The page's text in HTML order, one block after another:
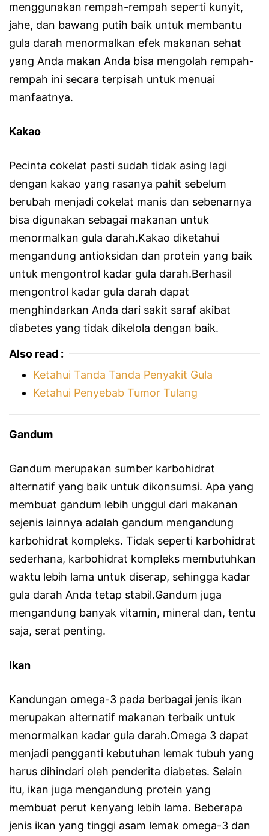
menggunakan rempah-rempah seperti kunyit,
jahe, dan bawang putih baik untuk membantu
gula darah menormalkan efek makanan sehat
yang Anda makan Anda bisa mengolah rempah-
rempah ini secara terpisah untuk menuai
manfaatnya.
Kakao
Pecinta cokelat pasti sudah tidak asing lagi
dengan kakao yang rasanya pahit sebelum
berubah menjadi cokelat manis dan sebenarnya
bisa digunakan sebagai makanan untuk
menormalkan gula darah.Kakao diketahui
mengandung antioksidan dan protein yang baik
untuk mengontrol kadar gula darah.Berhasil
mengontrol kadar gula darah dapat
menghindarkan Anda dari sakit saraf akibat
diabetes yang tidak dikelola dengan baik.
Also read :
Ketahui Tanda Tanda Penyakit Gula
Ketahui Penyebab Tumor Tulang
Gandum
Gandum merupakan sumber karbohidrat
alternatif yang baik untuk dikonsumsi. Apa yang
membuat gandum lebih unggul dari makanan
sejenis lainnya adalah gandum mengandung
karbohidrat kompleks. Tidak seperti karbohidrat
sederhana, karbohidrat kompleks membutuhkan
waktu lebih lama untuk diserap, sehingga kadar
gula darah Anda tetap stabil.Gandum juga
mengandung banyak vitamin, mineral dan, tentu
saja, serat penting.
Ikan
Kandungan omega-3 pada berbagai jenis ikan
merupakan alternatif makanan terbaik untuk
menormalkan kadar gula darah.Omega 3 dapat
menjadi pengganti kebutuhan lemak tubuh yang
harus dihindari oleh penderita diabetes. Selain
itu, ikan juga mengandung protein yang
membuat perut kenyang lebih lama. Beberapa
jenis ikan yang tinggi asam lemak omega-3 dan